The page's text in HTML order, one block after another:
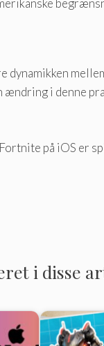
i denne
på iOS er
i disse